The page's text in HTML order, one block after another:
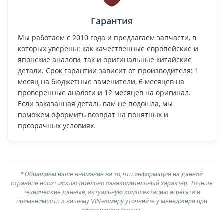
Гарантия
Мы работаем с 2010 года и предлагаем запчасти, в
которых уверены: как качественные европейские и
японские аналоги, так и оригинальные китайские
детали. Срок гарантии зависит от производителя: 1
месяц на бюджетные заменители, 6 месяцев на
проверенные аналоги и 12 месяцев на оригинал.
Если заказанная деталь вам не подошла, мы
поможем оформить возврат на понятных и
прозрачных условиях.
* Обращаем ваше внимание на то, что информация на данной
странице носит исключительно ознакомительный характер. Точные
технические данные, актуальную комплектацию агрегата и
применимость к вашему VIN-номеру уточняйте у менеджера при